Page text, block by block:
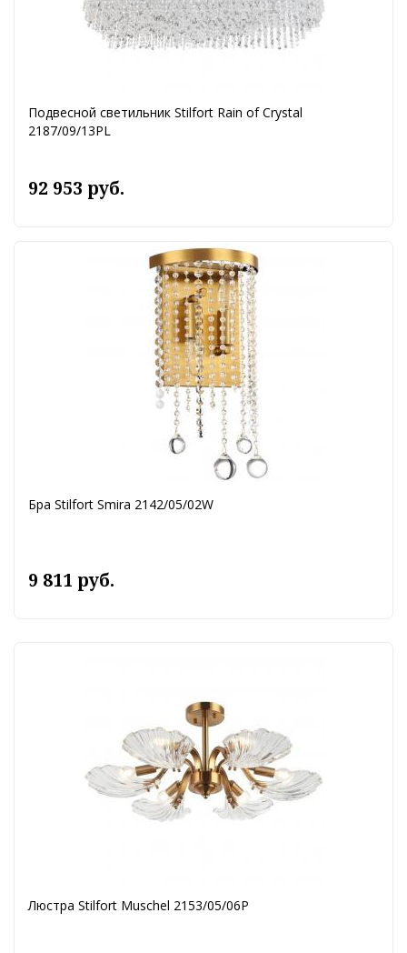
Подвесной светильник Stilfort Rain of Crystal
2187/09/13PL
92 953 руб.
Бра Stilfort Smira 2142/05/02W
9 811 руб.
Люстра Stilfort Muschel 2153/05/06P